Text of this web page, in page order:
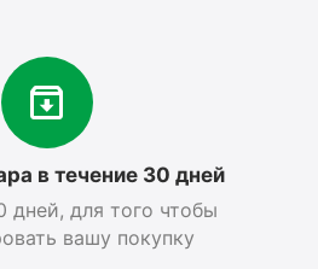
в течение 30 дней
дней, для того чтобы
вашу покупку